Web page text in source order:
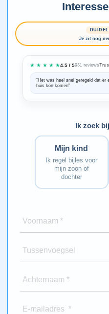
Je zit nog
★ ★ ★ ★ ★4.5 / 5931 reviews
“Het was heel snel geregeld dat er
huis kon komen”
Ik zoek
Mijn kind
Ik regel bijles voor
mijn zoon of
dochter
Voornaam *
Tussenvoegsel
Achternaam *
E-mailadres *